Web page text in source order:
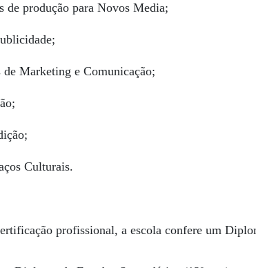
de produção para Novos Media;
de Marketing e Comunicação;
Culturais.
profissional, a escola confere um